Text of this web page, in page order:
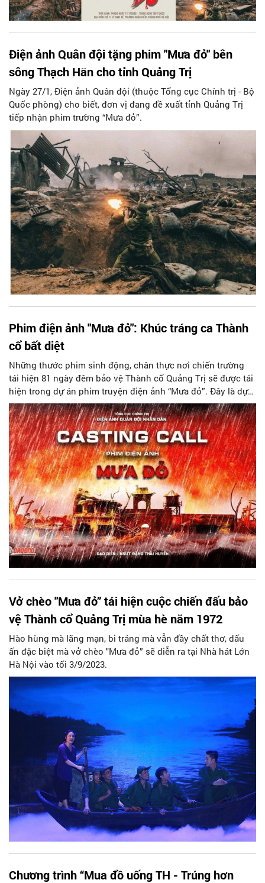
Điện ảnh Quân đội tặng phim "Mưa đỏ" bên
sông Thạch Hãn cho tỉnh Quảng Trị
Ngày 27/1, Điện ảnh Quân đội (thuộc Tổng cục Chính trị - Bộ
Quốc phòng) cho biết, đơn vị đang đề xuất tỉnh Quảng Trị
tiếp nhận phim trường “Mưa đỏ”.
Phim điện ảnh "Mưa đỏ": Khúc tráng ca Thành
cổ bất diệt
Những thước phim sinh động, chân thực nơi chiến trường
tái hiện 81 ngày đêm bảo vệ Thành cổ Quảng Trị sẽ được tái
hiện trong dự án phim truyện điện ảnh “Mưa đỏ”. Đây là dự
án có quy mô lớn nhất của Điện ảnh Quân đội nhân dân
trong 10 năm trở lại đây.
Vở chèo "Mưa đỏ” tái hiện cuộc chiến đấu bảo
vệ Thành cổ Quảng Trị mùa hè năm 1972
Hào hùng mà lãng mạn, bi tráng mà vẫn đầy chất thơ, dấu
ấn đặc biệt mà vở chèo "Mưa đỏ” sẽ diễn ra tại Nhà hát Lớn
Hà Nội vào tối 3/9/2023.
Chương trình “Mua đồ uống TH - Trúng hơn